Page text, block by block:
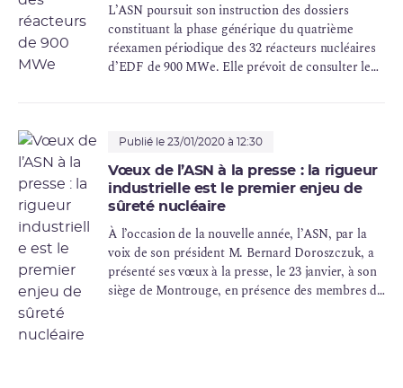
L’ASN poursuit son instruction des dossiers
constituant la phase générique du quatrième
réexamen périodique des 32 réacteurs nucléaires
d’EDF de 900 MWe. Elle prévoit de consulter le
Publié le 23/01/2020 à 12:30
Vœux de l’ASN à la presse : la rigueur
industrielle est le premier enjeu de
sûreté nucléaire
À l’occasion de la nouvelle année, l’ASN, par la
voix de son président M. Bernard Doroszczuk, a
présenté ses vœux à la presse, le 23 janvier, à son
siège de Montrouge, en présence des membres du